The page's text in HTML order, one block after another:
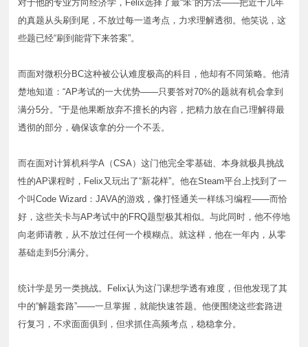
对于他的专业方向经济学，Felix选择了最“笨”的方法——把近十几年
的真题从头刷到尾，不放过每一道考点，力求理解透彻。他笑说，这
些题已经“刷到能背下来答案”。
而面对微积分BC这种被公认难度极高的科目，他却有不同策略。他清
楚地知道：“AP考试的一大优势——只要答对70%的题就有机会拿到
满分5分。”于是他果断放弃不擅长的内容，把精力放在自己理解得最
透彻的部分，确保该拿的分一个不丢。
而在面对计算机科学A（CSA）这门他完全零基础、本身就极具挑战
性的AP课程时，Felix又玩出了“新花样”。他在Steam平台上找到了一
个叫Code Wizard：JAVA的游戏，像打怪通关一样练习编程——而恰
好，这些关卡与AP考试中的FRQ题型极其相似。与此同时，他不停地
向老师请教，从不放过任何一个模糊点。就这样，他在一年内，从零
基础走到5分满分。
统计学是另一类挑战。Felix认为这门课想学透有难度，但他发现了其
中的“解题套路”——一旦掌握，就能快速答题。他便围绕这些套路进
行复习，不求面面俱到，但求抓住高频考点，稳稳拿分。